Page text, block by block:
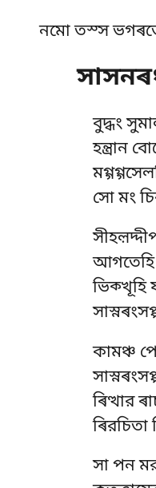
নমো তস্স
বুদ্ধং
হন্ত্ৰান
সো মং
আগতেহি
ভিক্খূহি
কামঞ্চ
ৰিত্থার
ৰিরচিতা
সাপন